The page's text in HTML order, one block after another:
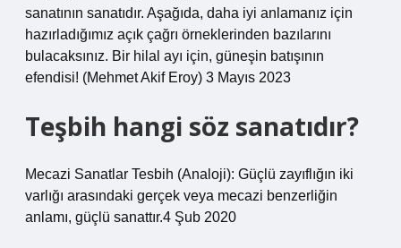
sanatının sanatıdır. Aşağıda, daha iyi anlamanız için
hazırladığımız açık çağrı örneklerinden bazılarını
bulacaksınız. Bir hilal ayı için, güneşin batışının
efendisi! (Mehmet Akif Eroy) 3 Mayıs 2023
Teşbih hangi söz sanatıdır?
Mecazi Sanatlar Tesbih (Analoji): Güçlü zayıflığın iki
varlığı arasındaki gerçek veya mecazi benzerliğin
anlamı, güçlü sanattır.4 Şub 2020